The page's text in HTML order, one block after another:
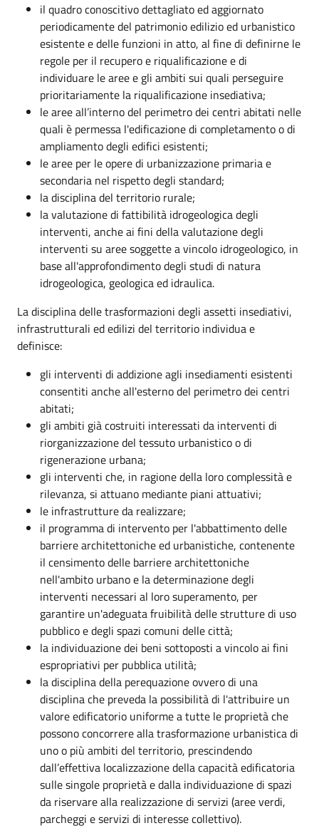
il quadro conoscitivo dettagliato ed aggiornato
periodicamente del patrimonio edilizio ed urbanistico
esistente e delle funzioni in atto, al fine di definirne le
regole per il recupero e riqualificazione e di
individuare le aree e gli ambiti sui quali perseguire
prioritariamente la riqualificazione insediativa;
le aree all’interno del perimetro dei centri abitati nelle
quali è permessa l'edificazione di completamento o di
ampliamento degli edifici esistenti;
le aree per le opere di urbanizzazione primaria e
secondaria nel rispetto degli standard;
la disciplina del territorio rurale;
la valutazione di fattibilità idrogeologica degli
interventi, anche ai fini della valutazione degli
interventi su aree soggette a vincolo idrogeologico, in
base all'approfondimento degli studi di natura
idrogeologica, geologica ed idraulica.
La disciplina delle trasformazioni degli assetti insediativi,
infrastrutturali ed edilizi del territorio individua e
definisce:
gli interventi di addizione agli insediamenti esistenti
consentiti anche all'esterno del perimetro dei centri
abitati;
gli ambiti già costruiti interessati da interventi di
riorganizzazione del tessuto urbanistico o di
rigenerazione urbana;
gli interventi che, in ragione della loro complessità e
rilevanza, si attuano mediante piani attuativi;
le infrastrutture da realizzare;
il programma di intervento per l'abbattimento delle
barriere architettoniche ed urbanistiche, contenente
il censimento delle barriere architettoniche
nell'ambito urbano e la determinazione degli
interventi necessari al loro superamento, per
garantire un'adeguata fruibilità delle strutture di uso
pubblico e degli spazi comuni delle città;
la individuazione dei beni sottoposti a vincolo ai fini
espropriativi per pubblica utilità;
la disciplina della perequazione ovvero di una
disciplina che preveda la possibilità di l'attribuire un
valore edificatorio uniforme a tutte le proprietà che
possono concorrere alla trasformazione urbanistica di
uno o più ambiti del territorio, prescindendo
dall’effettiva localizzazione della capacità edificatoria
sulle singole proprietà e dalla individuazione di spazi
da riservare alla realizzazione di servizi (aree verdi,
parcheggi e servizi di interesse collettivo).